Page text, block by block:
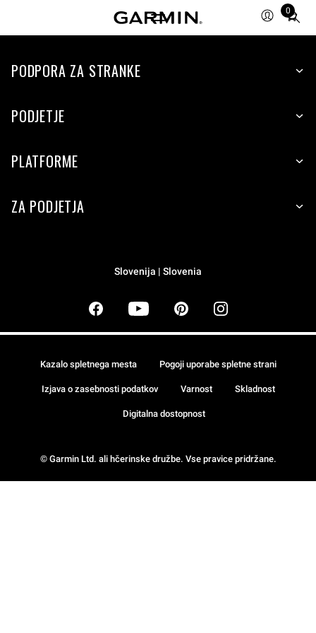
0
Total
items
cart:
PODPORA ZA STRANKE
PODJETJE
PLATFORME
ZA PODJETJA
Slovenija | Slovenia
© Garmin Ltd. ali hčerinske družbe. Vse pravice pridržane.
Kazalo spletnega mesta Pogoji uporabe spletne strani
Izjava o zasebnosti podatkov Varnost Skladnost
Digitalna dostopnost